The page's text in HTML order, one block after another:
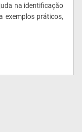
na identificação
exemplos práticos,